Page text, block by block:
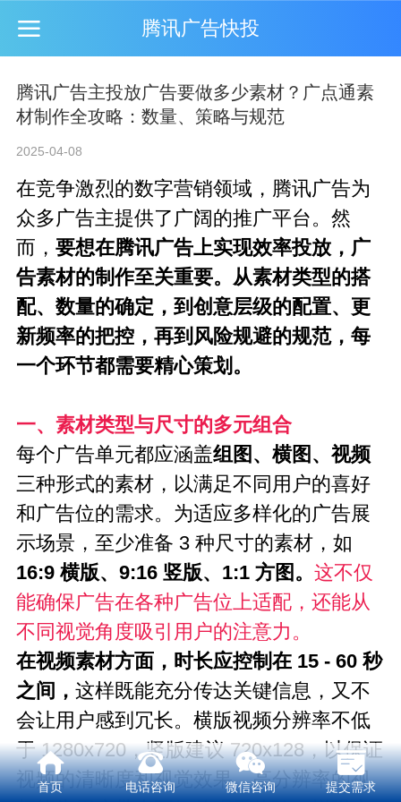
腾讯广告快投
腾讯广告主投放广告要做多少素材？广点通素
材制作全攻略：数量、策略与规范
2025-04-08
在竞争激烈的数字营销领域，腾讯广告为
众多广告主提供了广阔的推广平台。然
而，要想在腾讯广告上实现效率投放，广
告素材的制作至关重要。从素材类型的搭
配、数量的确定，到创意层级的配置、更
新频率的把控，再到风险规避的规范，每
一个环节都需要精心策划。
一、素材类型与尺寸的多元组合
每个广告单元都应涵盖组图、横图、视频
三种形式的素材，以满足不同用户的喜好
和广告位的需求。为适应多样化的广告展
示场景，至少准备 3 种尺寸的素材，如
16:9 横版、9:16 竖版、1:1 方图。这不仅
能确保广告在各种广告位上适配，还能从
不同视觉角度吸引用户的注意力。
在视频素材方面，时长应控制在 15 - 60 秒
之间，这样既能充分传达关键信息，又不
会让用户感到冗长。横版视频分辨率不低
于 1280x720，竖版建议 720x128，以保证
视频的清晰度和视觉效果。高分辨率的视
首页 电话咨询 微信咨询 提交需求